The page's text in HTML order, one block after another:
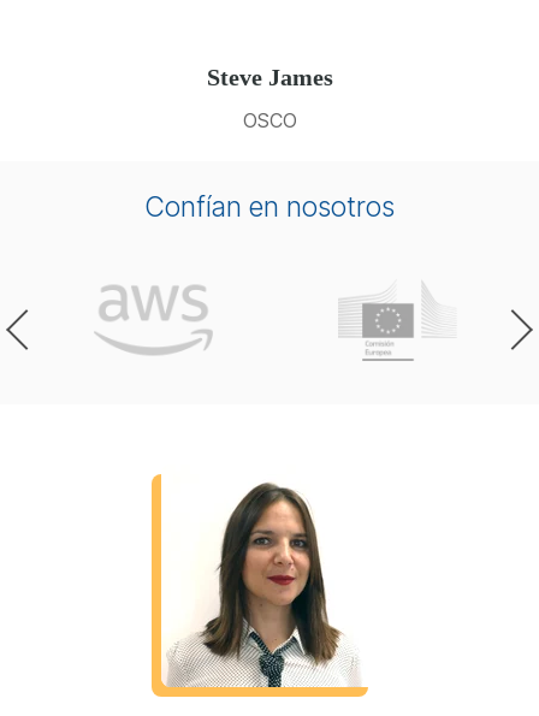
Steve James
OSCO
Confían en nosotros